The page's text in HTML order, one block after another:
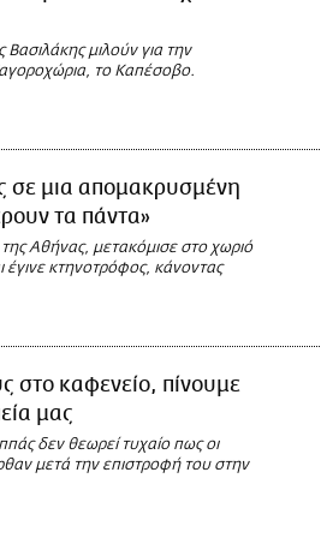
μιλούν για την
το Καπέσοβο.
σε μια απομακρυσμένη
τα πάντα»
Αθήνας, μετακόμισε στο χωριό
κτηνοτρόφος, κάνοντας
στο καφενείο, πίνουμε
μας
δεν θεωρεί τυχαίο πως οι
μετά την επιστροφή του στην